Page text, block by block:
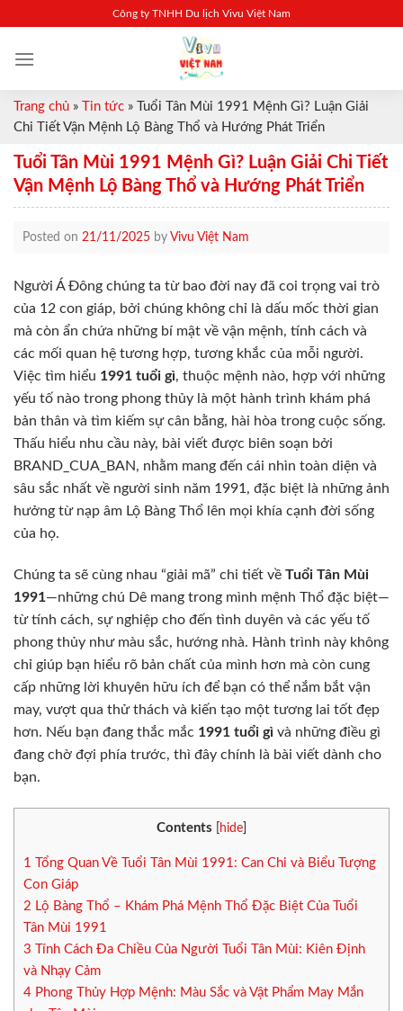
content
Công ty TNHH Du lịch Vivu Việt Nam
Trang chủ » Tin tức »
Tuổi Tân Mùi 1991 Mệnh Gì? Luận Giải
Chi Tiết Vận Mệnh Lộ Bàng Thổ và Hướng Phát Triển
Tuổi Tân Mùi 1991 Mệnh Gì? Luận Giải Chi Tiết
Vận Mệnh Lộ Bàng Thổ và Hướng Phát Triển
Posted on 21/11/2025 by Vivu Việt Nam
Người Á Đông chúng ta từ bao đời nay đã coi trọng vai trò
của 12 con giáp, bởi chúng không chỉ là dấu mốc thời gian
mà còn ẩn chứa những bí mật về vận mệnh, tính cách và
các mối quan hệ tương hợp, tương khắc của mỗi người.
Việc tìm hiểu 1991 tuổi gì, thuộc mệnh nào, hợp với những
yếu tố nào trong phong thủy là một hành trình khám phá
bản thân và tìm kiếm sự cân bằng, hài hòa trong cuộc sống.
Thấu hiểu nhu cầu này, bài viết được biên soạn bởi
BRAND_CUA_BAN, nhằm mang đến cái nhìn toàn diện và
sâu sắc nhất về người sinh năm 1991, đặc biệt là những ảnh
hưởng từ nạp âm Lộ Bàng Thổ lên mọi khía cạnh đời sống
của họ.
Chúng ta sẽ cùng nhau “giải mã” chi tiết về Tuổi Tân Mùi
1991—những chú Dê mang trong mình mệnh Thổ đặc biệt—
từ tính cách, sự nghiệp cho đến tình duyên và các yếu tố
phong thủy như màu sắc, hướng nhà. Hành trình này không
chỉ giúp bạn hiểu rõ bản chất của mình hơn mà còn cung
cấp những lời khuyên hữu ích để bạn có thể nắm bắt vận
may, vượt qua thử thách và kiến tạo một tương lai tốt đẹp
hơn. Nếu bạn đang thắc mắc 1991 tuổi gì và những điều gì
đang chờ đợi phía trước, thì đây chính là bài viết dành cho
bạn.
Contents hide
1
Tổng Quan Về Tuổi Tân Mùi 1991: Can Chi và Biểu Tượng
Con Giáp
2 Lộ Bàng Thổ – Khám Phá Mệnh Thổ Đặc Biệt Của Tuổi
Tân Mùi 1991
3 Tính Cách Đa Chiều Của Người Tuổi Tân Mùi: Kiên Định
và Nhạy Cảm
4 Phong Thủy Hợp Mệnh: Màu Sắc và Vật Phẩm May Mắn